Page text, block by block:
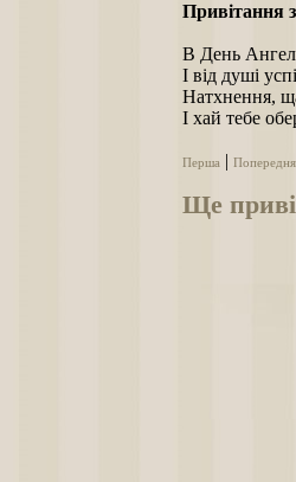
Привітання
В День
І від душі
Натхнення,
І хай тебе
Перша Попередня
Ще